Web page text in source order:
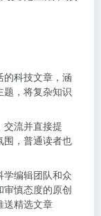
的科技文章，涵
，将复杂知识
交流并直接提
围，普通读者也
学编辑团队和众
审慎态度的原创
送精选文章